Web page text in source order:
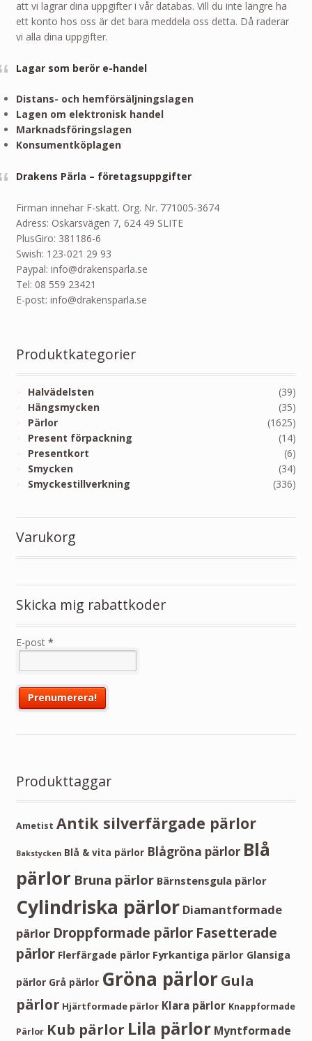
att vi lagrar dina uppgifter i vår databas. Vill du inte längre ha
ett konto hos oss är det bara meddela oss detta. Då raderar
vi alla dina uppgifter.
Lagar som berör e-handel
Distans- och hemförsäljningslagen
Lagen om elektronisk handel
Marknadsföringslagen
Konsumentköplagen
Drakens Pärla – företagsuppgifter
Firman innehar F-skatt. Org. Nr. 771005-3674
Adress: Oskarsvägen 7, 624 49 SLITE
PlusGiro: 381186-6
Swish: 123-021 29 93
Paypal: info@drakensparla.se
Tel: 08 559 23421
E-post: info@drakensparla.se
Produktkategorier
Halvädelsten
(39)
Hängsmycken
(35)
Pärlor
(1625)
Present förpackning
(14)
Presentkort
(6)
Smycken
(34)
Smyckestillverkning
(336)
Varukorg
Skicka mig rabattkoder
E-post *
Produkttaggar
Ametist Antik silverfärgade pärlor
Bakstycken Blå & vita pärlor Blågröna pärlor Blå
pärlor Bruna pärlor Bärnstensgula pärlor
Cylindriska pärlor Diamantformade
pärlor Droppformade pärlor Fasetterade
pärlor Flerfärgade pärlor Fyrkantiga pärlor Glansiga
pärlor Grå pärlor Gröna pärlorGula
pärlor Hjärtformade pärlor Klara pärlor Knappformade
Pärlor Kub pärlor Lila pärlor Myntformade